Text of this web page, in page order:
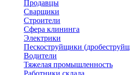
Продавцы
Сварщики
Строители
Сфера клининга
Электрики
Пескоструйщики
Водители
Тяжелая промышленность
Работники склада